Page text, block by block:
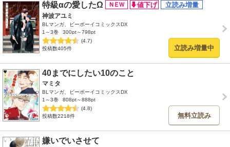
特級αの愛したΩ
神波アユミ
BLマンガ、ビーボーイコミックスDX
1～3巻
300pt～798pt
(4.7)
投稿数405件
立読み増量中
40までにしたい10のこと
マミタ
BLマンガ、ビーボーイコミックスDX
1～3巻
808pt～888pt
(4.8)
投稿数2218件
無料立読み
嫌いでいさせて